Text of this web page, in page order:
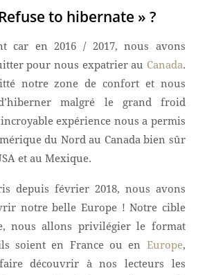
to hibernate » ?
car en 2016 / 2017, nous avons
pour nous expatrier au Canada.
notre zone de confort et nous
malgré le grand froid
expérience nous a permis
du Nord au Canada bien sûr
et au Mexique.
depuis février 2018, nous avons
notre belle Europe ! Notre cible
nous allons privilégier le format
soient en France ou en Europe,
découvrir à nos lecteurs les